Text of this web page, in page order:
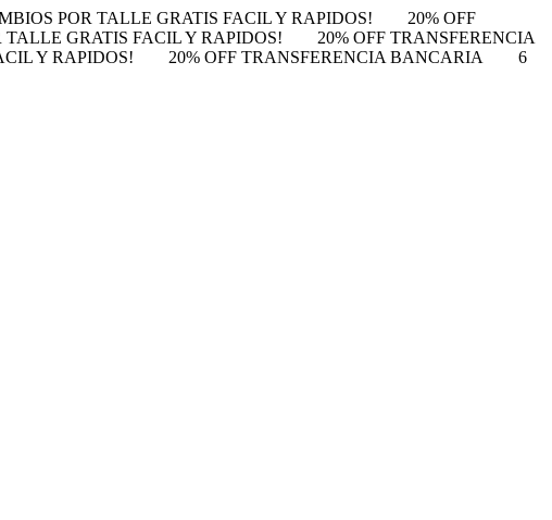
POR TALLE GRATIS FACIL Y RAPIDOS!
20% OFF
GRATIS FACIL Y RAPIDOS!
20% OFF TRANSFERENCIA
Y RAPIDOS! 20% OFF TRANSFERENCIA BANCARIA
6